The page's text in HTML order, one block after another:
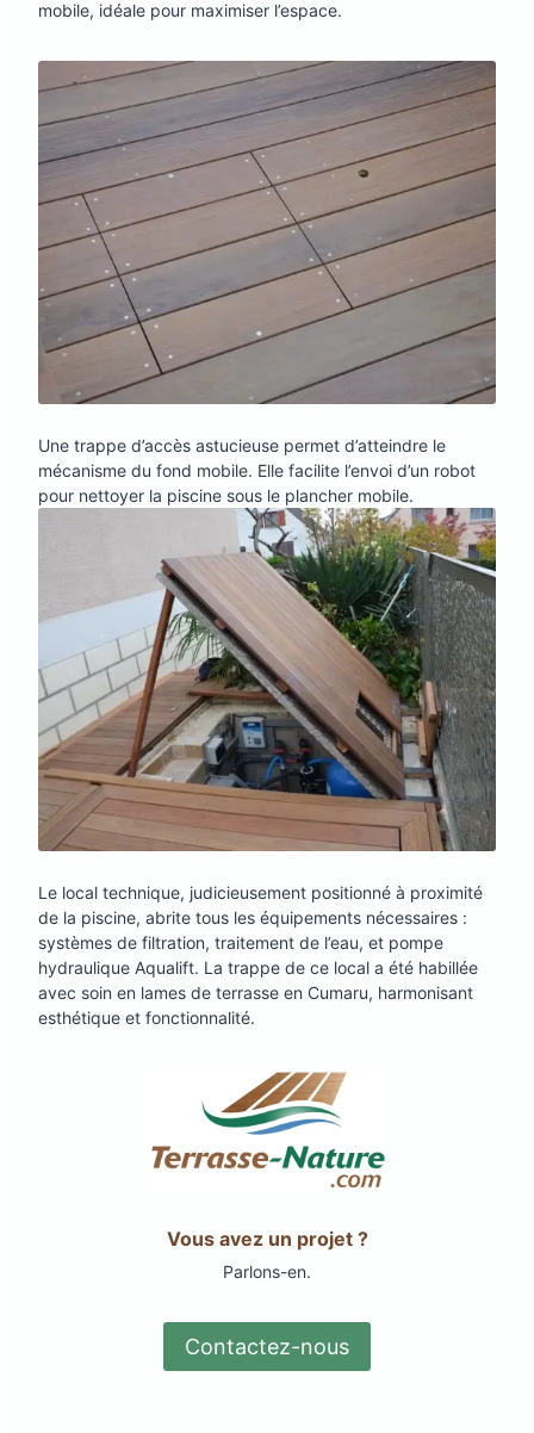
mobile, idéale pour maximiser l’espace.
Une trappe d’accès astucieuse permet d’atteindre le
mécanisme du fond mobile. Elle facilite l’envoi d’un robot
pour nettoyer la piscine sous le plancher mobile.
Le local technique, judicieusement positionné à proximité
de la piscine, abrite tous les équipements nécessaires :
systèmes de filtration, traitement de l’eau, et pompe
hydraulique Aqualift. La trappe de ce local a été habillée
avec soin en lames de terrasse en Cumaru, harmonisant
esthétique et fonctionnalité.
Vous avez un projet ?
Parlons-en.
Contactez-nous